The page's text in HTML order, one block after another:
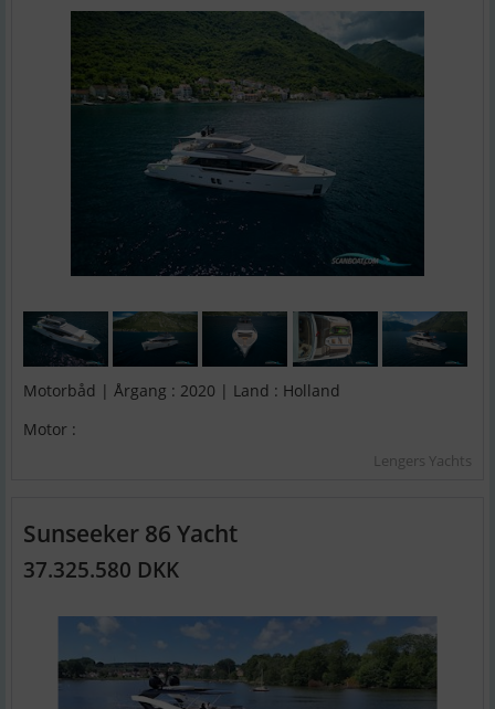
Motorbåd | Årgang : 2020 | Land : Holland
Motor :
Lengers Yachts
Sunseeker 86 Yacht
37.325.580 DKK